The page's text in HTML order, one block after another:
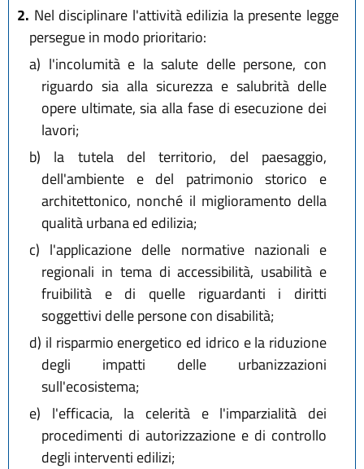
2. Nel disciplinare l'attività edilizia la presente legge
persegue in modo prioritario:
a) l'incolumità e la salute delle persone, con
riguardo sia alla sicurezza e salubrità delle
opere ultimate, sia alla fase di esecuzione dei
lavori;
b) la tutela del territorio, del paesaggio,
dell'ambiente e del patrimonio storico e
architettonico, nonché il miglioramento della
qualità urbana ed edilizia;
c) l'applicazione delle normative nazionali e
regionali in tema di accessibilità, usabilità e
fruibilità e di quelle riguardanti i diritti
soggettivi delle persone con disabilità;
d) il risparmio energetico ed idrico e la riduzione
degli impatti delle urbanizzazioni
sull'ecosistema;
e) l'efficacia, la celerità e l'imparzialità dei
procedimenti di autorizzazione e di controllo
degli interventi edilizi;